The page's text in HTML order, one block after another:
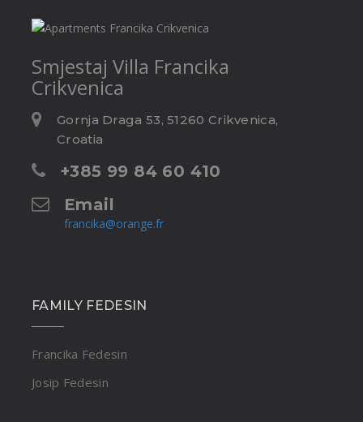
Smjestaj Villa Francika
Crikvenica
Gornja Draga 53, 51260 Crikvenica,
Croatia
+385 99 84 60 410
Email
francika@orange.fr
FAMILY FEDESIN
Francika Fedesin
Josip Fedesin